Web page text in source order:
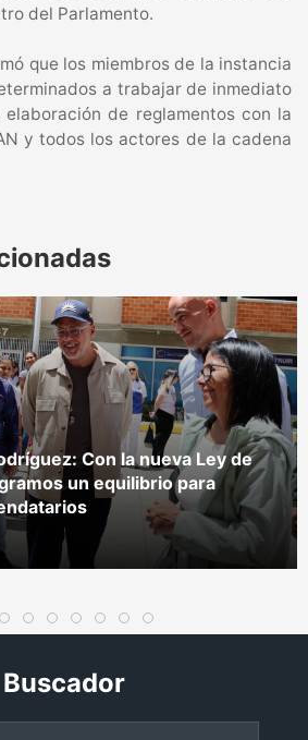
del Parlamento.
que los miembros de la instancia
a trabajar de inmediato
de reglamentos con la
y todos los actores de la cadena
Con la nueva Ley de
un equilibrio para
Buscador